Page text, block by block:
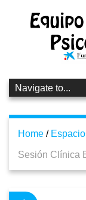
Home /
Sesión Clínica